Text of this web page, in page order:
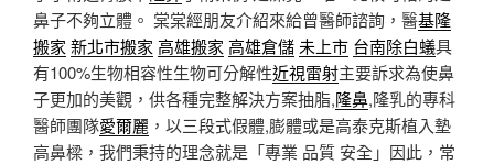
鼻子不夠立體。 棠棠經朋友介紹來給曾醫師諮詢，醫基隆
搬家 新北市搬家 高雄搬家 高雄倉儲 未上市 台南除白蟻具
有100%生物相容性生物可分解性近視雷射主要訴求為使鼻
子更加的美觀，供各種完整解決方案抽脂,隆鼻,隆乳的專科
醫師團隊愛爾麗 ，以三段式假體,膨體或是高泰克斯植入墊
高鼻樑，我們秉持的理念就是「專業 品質 安全」因此，常